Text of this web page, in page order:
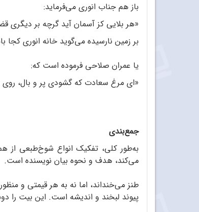
باز هم جناب انوری می‌فرماید:
«هر بلایی کز آسمان آید گرچه بر دیگری
بر زمین نارسیده می‌گوید خانه انوری کجا
یا عمران صلاحی فرموده است که:
«ای مرغ سعادت که گشودی پر و بال، روی
جمع‌بندی
به‌طور کلی، تفکیک انواع شوخ‌طبعی از
می‌کند، هدف و نحوه بیان نویسنده است.
طنز می‌خنداند، اما نه به هر قیمتی و
پیوند لبخند و اندیشه است. این بیت را